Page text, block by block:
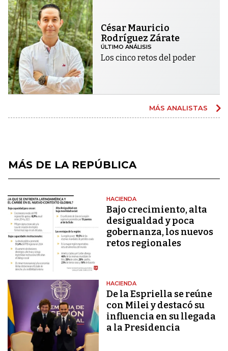
César Mauricio
Rodríguez Zárate
ÚLTIMO ANÁLISIS
Los cinco retos del poder
MÁS ANALISTAS
MÁS DE LA REPÚBLICA
HACIENDA
Bajo crecimiento, alta
desigualdad y poca
gobernanza, los nuevos
retos regionales
HACIENDA
De la Espriella se reúne
con Milei y destacó su
influencia en su llegada
a la Presidencia